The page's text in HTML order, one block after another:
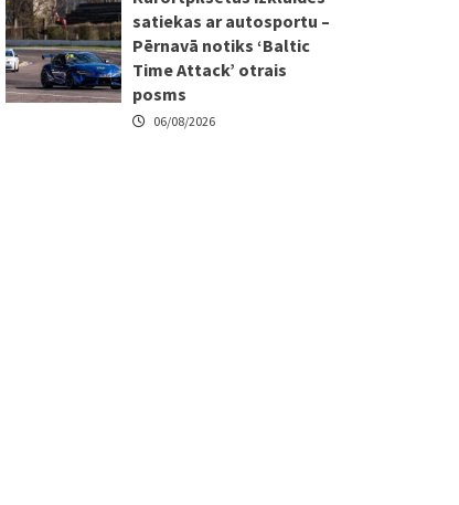
satiekas ar autosportu –
Pērnavā notiks ‘Baltic
Time Attack’ otrais
posms
06/08/2026